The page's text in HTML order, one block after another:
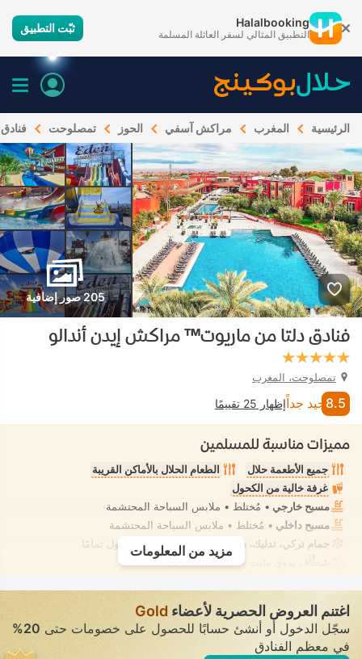
Halalbooking
التطبيق المثالي لسفر العائلة المسلمة ثبّت التطبيق
الرئيسية المغرب مراكش آسفي الحوز تمصلوحت
205 صور إضافية
فنادق دلتا من ماريوت™ مراكش إيدن أندالو
تمصلوحت، المغرب
8.5 جيد جداًإظهار 25 تقييمًا
مميزات مناسبة للمسلمين
جميع الأطعمة حلال
الطعام الحلال بالأماكن القريبة
غرفة خالية من الكحول
مسبح خارجي • مُختلط • ملابس السباحة المحتشمة
مسبح داخلي • مُختلط • ملابس السباحة المحتشمة
حمام تركي، تدليك، سولاريوم
• تأجير خاص • معزول تمامًا
• في جميع الغرف
مزيد من المعلومات
اغتنم العروض الحصرية لأعضاء Gold
سجّل الدخول أو أنشئ حسابًا للحصول على خصومات حتى20%
في معظم الفنادق